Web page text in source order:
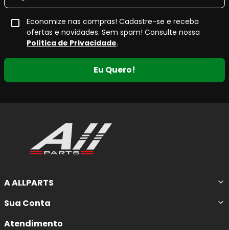
Economize nas compras! Cadastre-se e receba
ofertas e novidades. Sem spam! Consulte nossa
Política de Privacidade.
Eu Quero!
A ALLPARTS
Sua Conta
Atendimento